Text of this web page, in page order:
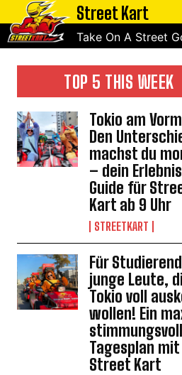
Street Kart
Take On A Street
TOP 5 THIS WEEK
Tokio am
Den
machst du
– dein
Guide für
Kart ab 9 Uhr
STREETKART
Für
junge Leute,
Tokio voll
wollen! Ein
Tagesplan
Street Kart